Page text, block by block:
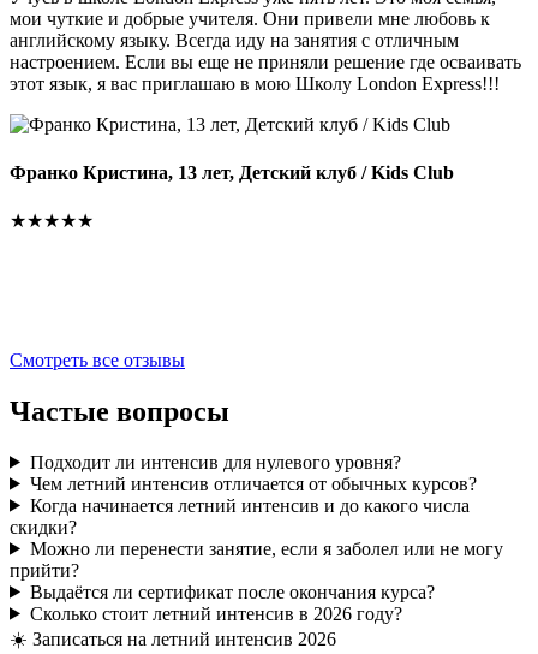
мои чуткие и добрые учителя. Они привели мне любовь к
английскому языку. Всегда иду на занятия с отличным
настроением. Если вы еще не приняли решение где осваивать
этот язык, я вас приглашаю в мою Школу London Express!!!
Франко Кристина, 13 лет, Детский клуб / Kids Club
★★★★★
Смотреть все отзывы
Частые вопросы
Подходит ли интенсив для нулевого уровня?
Чем летний интенсив отличается от обычных курсов?
Когда начинается летний интенсив и до какого числа
скидки?
Можно ли перенести занятие, если я заболел или не могу
прийти?
Выдаётся ли сертификат после окончания курса?
Сколько стоит летний интенсив в 2026 году?
☀️ Записаться на летний интенсив 2026